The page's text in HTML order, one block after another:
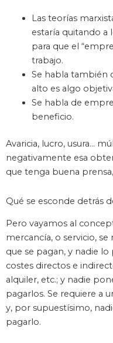
Las teorías
estaría quitando a
para que el
trabajo.
Se habla también
alto es algo
Se habla de
beneficio.
Avaricia, lucro, usura…
negativamente esa
que tenga buena
Qué se esconde detrás
Pero vayamos al
mercancía, o servicio,
que se pagan, y nadie
costes directos e
alquiler, etc.; y nadie
pagarlos. Se requiere a
y, por supuestísimo,
pagarlo.